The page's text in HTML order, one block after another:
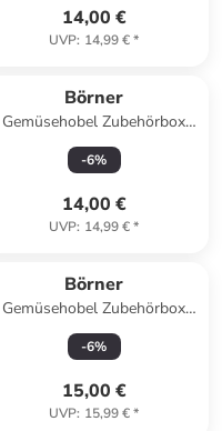
14,00 €
UVP: 14,99 €*
Börner
Gemüsehobel Zubehörbox
Schieberbox - Zubehör für V5
PowerLine in orange
-6%
14,00 €
UVP: 14,99 €*
Börner
Gemüsehobel Zubehörbox
Schieberbox TrendLine mit
Fuß in orange
-6%
15,00 €
UVP: 15,99 €*